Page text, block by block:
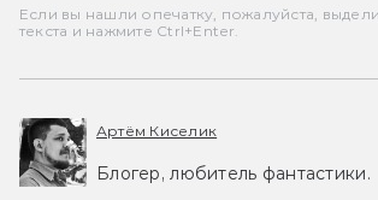
Если вы нашли опечатку, пожалуйста,
текста и нажмите Ctrl+Enter.
Артём Киселик
Блогер, любитель фантастики.